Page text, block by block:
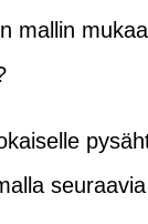
mallin